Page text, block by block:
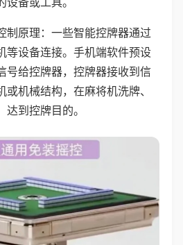
制原理：一些智能控牌器通过
等设备连接。手机端软件预设
号给控牌器，控牌器接收到信
机械结构，在麻将机洗牌、
到控牌目的。